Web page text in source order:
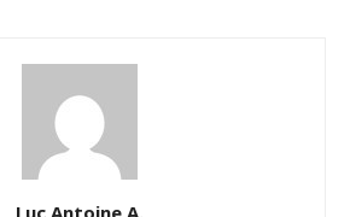
Luc Antoine A.